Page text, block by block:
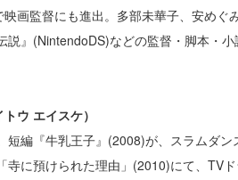
映画監督にも進出。多部未華子、安め
説』(NintendoDS)などの監督・脚本・
ウ エイスケ）
短編『牛乳王子』(2008)が、スラムダ
寺に預けられた理由」(2010)にて、TV